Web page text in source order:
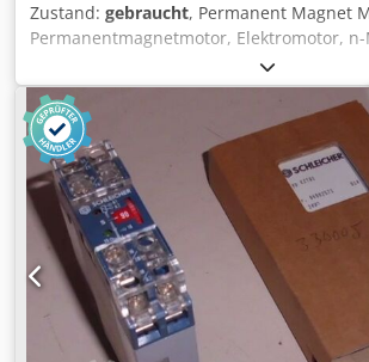
Zustand: gebraucht, Permanent Magnet
Permanentmagnetmotor, Elektromotor, n-
Magnet Motors, Servomotor,
Hauptantriebsmotor -Hersteller:
Bearbeitungszentrum Schleicher WV-SYS
MAC112B-1-PD-2-C/130-A-1/S005 -
Csdpfxog Ehakj Agkjrf -Bremse: 14 Nm DC
x 60 mm -Anzahl: 2x Motoren vorhanden -
Abmessungen: 550/210/H250 mm -